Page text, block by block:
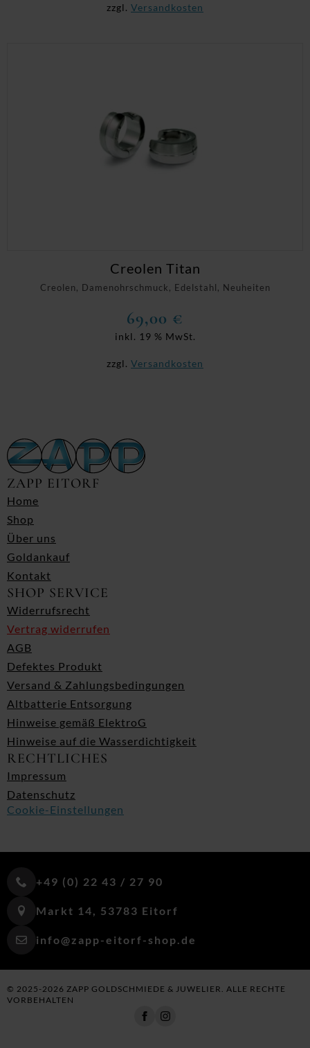
zzgl. Versandkosten
Creolen, Damenohrschmuck, Edelstahl, Neuheiten
Creolen Titan
69,00 €
inkl. 19 % MwSt.
zzgl. Versandkosten
ZAPP EITORF
Home
Shop
Über uns
Goldankauf
Kontakt
SHOP SERVICE
Widerrufsrecht
Vertrag widerrufen
AGB
Defektes Produkt
Versand & Zahlungsbedingungen
Altbatterie Entsorgung
Hinweise gemäß ElektroG
Hinweise auf die Wasserdichtigkeit
RECHTLICHES
Impressum
Datenschutz
Cookie-Einstellungen
+49 (0) 22 43 / 27 90
Markt 14, 53783 Eitorf
info@zapp-eitorf-shop.de
© 2025-2026 ZAPP GOLDSCHMIEDE & JUWELIER. ALLE RECHTE
VORBEHALTEN